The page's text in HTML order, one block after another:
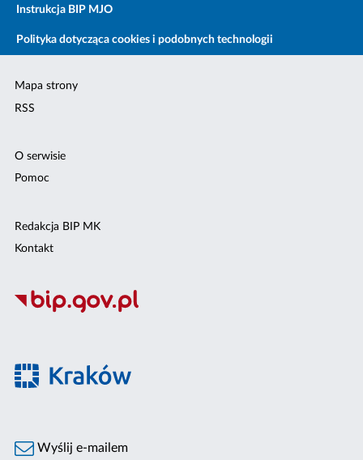
Instrukcja BIP MJO
Polityka dotycząca cookies i podobnych technologii
Mapa strony
RSS
O serwisie
Pomoc
Redakcja BIP MK
Kontakt
Wyślij e-mailem